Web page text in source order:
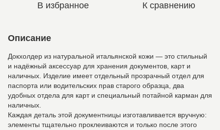
В избранное К сравнению
Описание
Докхолдер из натуральной итальянской кожи — это стильный
и надёжный аксессуар для хранения документов, карт и
наличных. Изделие имеет отдельный прозрачный отдел для
паспорта или водительских прав старого образца, два
удобных отдела для карт и специальный потайной карман для
наличных.
Каждая деталь этой документницы изготавливается вручную:
элементы тщательно проклеиваются и только после этого